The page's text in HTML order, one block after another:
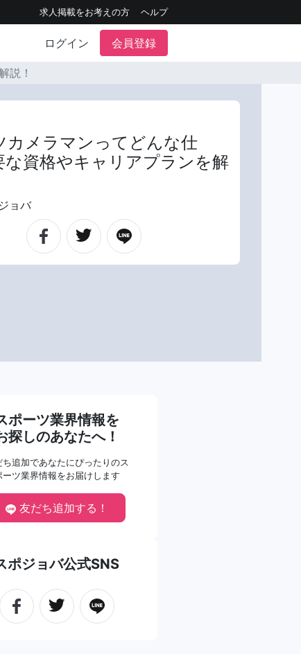
求人掲載をお考えの方 ヘルプ
ログイン 会員登録
説！
カメラマンってどんな仕
な資格やキャリアプランを解
ョバ
ポーツ業界情報を
探しのあなたへ！
ち追加であなたにぴったりのス
ーツ業界情報をお届けします
友だち追加する！
ポジョバ公式SNS